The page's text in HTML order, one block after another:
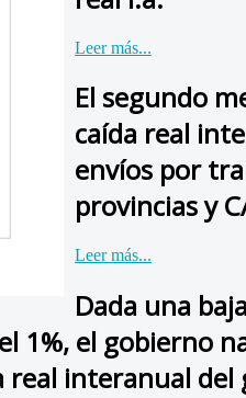
Leer más...
El segundo
caída real
envíos por
provincias y
Leer más...
Dada una
1%, el gobierno
real interanual